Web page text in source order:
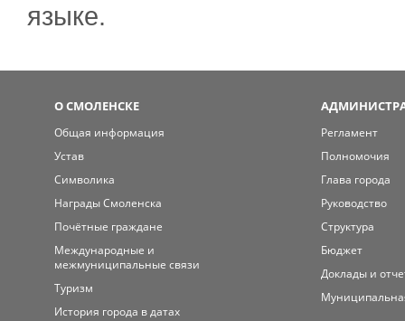
языке.
О СМОЛЕНСКЕ
Общая информация
Устав
Символика
Награды Смоленска
Почётные граждане
Международные и
межмуниципальные связи
Туризм
История города в датах
Регламент
Полномочия
Глава города
Руководство
Структура
Бюджет
Доклады и